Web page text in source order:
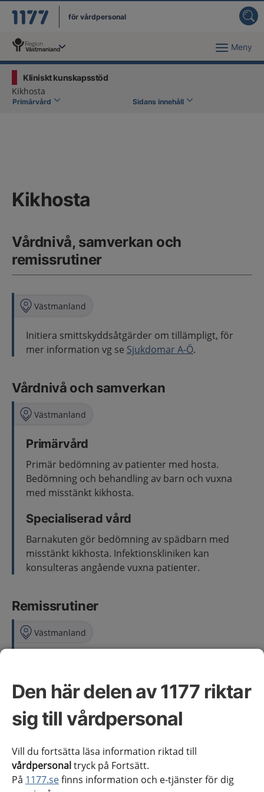
Den här delen av 1177 riktar
sig till vårdpersonal
Vill du fortsätta läsa information riktad till
vårdpersonaltryck på Fortsätt.
På 1177.sefinns information och e-tjänster för dig
för vårdpersonal
Du har valt region Meny
Kliniskt kunskapsstöd
Kikhosta
Primärvård Sidans innehåll
Kikhosta
Vårdnivå, samverkan och
remissrutiner
Västmanland
Initiera smittskyddsåtgärder om tillämpligt, för
mer information vg se Sjukdomar A-Ö.
Vårdnivå och samverkan
Västmanland
Primärvård
Primär bedömning av patienter med hosta.
Bedömning och behandling av barn och vuxna
med misstänkt kikhosta.
Specialiserad vård
Barnakuten gör bedömning av spädbarn med
misstänkt kikhosta. Infektionskliniken kan
konsulteras angående vuxna patienter.
Remissrutiner
Västmanland
Vårdbegäran ska användas när remittenten
bedömer att vården/utredningen behöver
övertas av mottagande enhet.
Konsultremiss ska användas som en
behålla vårdansvaret, men önskar
remissmottagarens utlåtande i Cosmic.